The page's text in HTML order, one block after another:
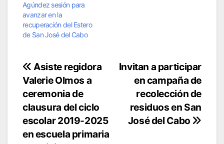
Agúndez sesión para
avanzar en la
recuperación del Estero
de San José del Cabo
Navegación
de
entradas
Invitan a participar
en campaña de
recolección de
residuos en San
José del Cabo
Asiste regidora
Valerie Olmos a
ceremonia de
clausura del ciclo
escolar 2019-2025
en escuela primaria